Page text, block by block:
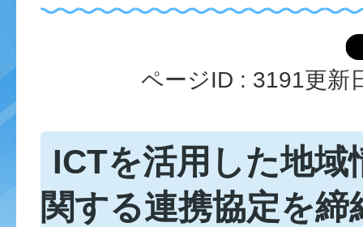
ページID : 3191更新
ICTを活用した地域
関する連携協定を